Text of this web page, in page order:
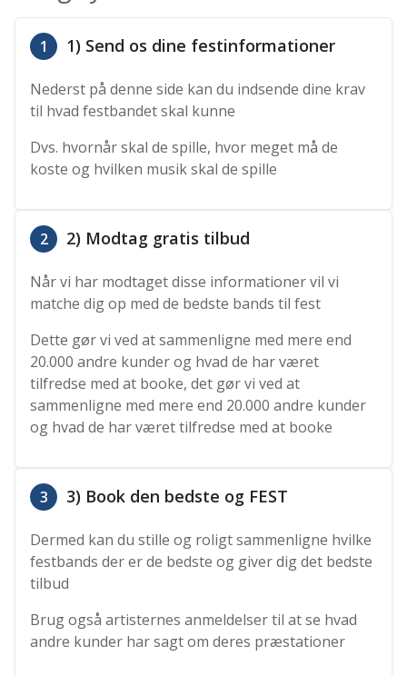
1 1) Send os dine festinformationer
Nederst på denne side kan du indsende dine krav
til hvad festbandet skal kunne
Dvs. hvornår skal de spille, hvor meget må de
koste og hvilken musik skal de spille
2 2) Modtag gratis tilbud
Når vi har modtaget disse informationer vil vi
matche dig op med de bedste bands til fest
Dette gør vi ved at sammenligne med mere end
20.000 andre kunder og hvad de har været
tilfredse med at booke, det gør vi ved at
sammenligne med mere end 20.000 andre kunder
og hvad de har været tilfredse med at booke
3 3) Book den bedste og FEST
Dermed kan du stille og roligt sammenligne hvilke
festbands der er de bedste og giver dig det bedste
tilbud
Brug også artisternes anmeldelser til at se hvad
andre kunder har sagt om deres præstationer